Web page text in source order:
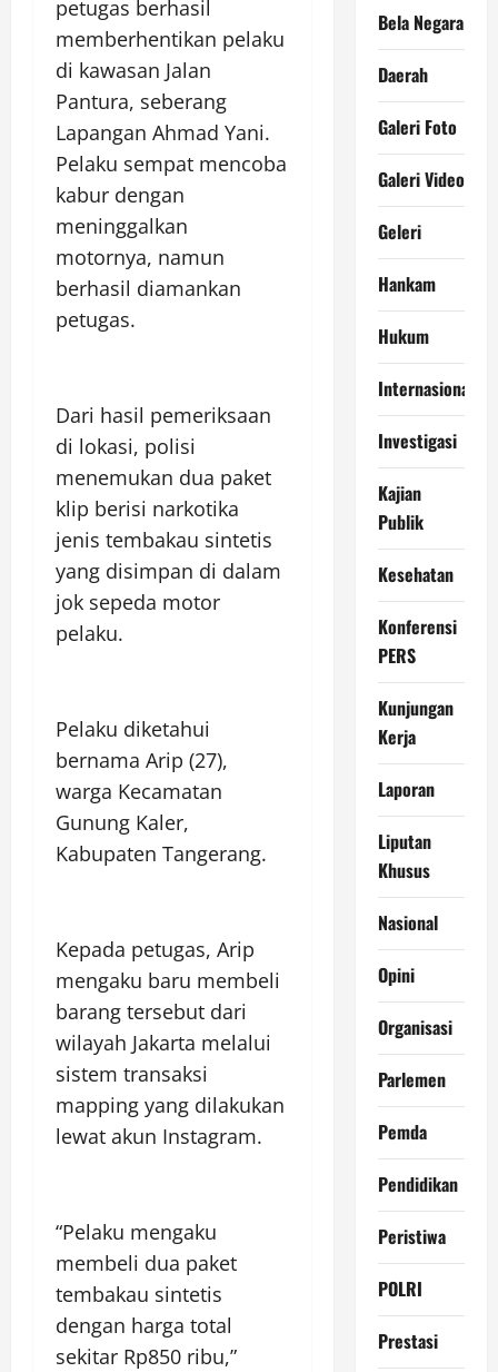
petugas berhasil
memberhentikan pelaku
di kawasan Jalan
Pantura, seberang
Lapangan Ahmad Yani.
Pelaku sempat mencoba
kabur dengan
meninggalkan
motornya, namun
berhasil diamankan
petugas.
Dari hasil pemeriksaan
di lokasi, polisi
menemukan dua paket
klip berisi narkotika
jenis tembakau sintetis
yang disimpan di dalam
jok sepeda motor
pelaku.
Pelaku diketahui
bernama Arip (27),
warga Kecamatan
Gunung Kaler,
Kabupaten Tangerang.
Kepada petugas, Arip
mengaku baru membeli
barang tersebut dari
wilayah Jakarta melalui
sistem transaksi
mapping yang dilakukan
lewat akun Instagram.
“Pelaku mengaku
membeli dua paket
tembakau sintetis
dengan harga total
sekitar Rp850 ribu,”
Bela Negara
Daerah
Galeri Foto
Galeri Video
Geleri
Hankam
Hukum
Internasional
Investigasi
Kajian
Publik
Kesehatan
Konferensi
PERS
Kunjungan
Kerja
Laporan
Liputan
Khusus
Nasional
Opini
Organisasi
Parlemen
Pemda
Pendidikan
Peristiwa
POLRI
Prestasi